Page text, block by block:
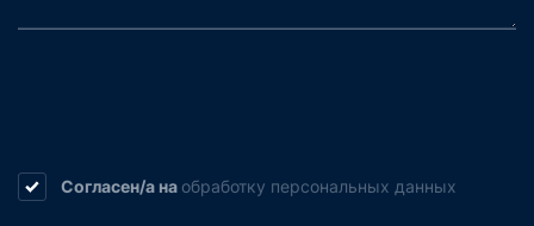
Согласен/а на обработку персональных данных